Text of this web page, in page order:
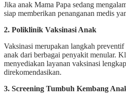
Jika anak Mama Papa sedang
siap memberikan penanganan medis
2. Poliklinik Vaksinasi Anak
Vaksinasi merupakan langkah
anak dari berbagai penyakit menular.
menyediakan layanan vaksinasi
direkomendasikan.
3. Screening Tumbuh Kembang